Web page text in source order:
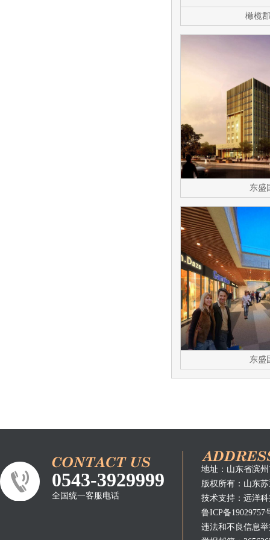
橄榄
东盛
东盛
0543-3929999
全国统一客服电话
地址：山东省滨
版权所有： 山东
技术支持： 远洋
鲁ICP备19029757
违法和不良信息